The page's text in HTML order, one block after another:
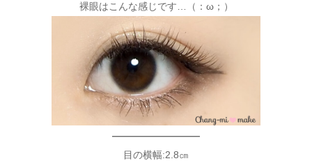
裸眼はこんな感じです…（：ω；）
—————————
目の横幅:2.8㎝